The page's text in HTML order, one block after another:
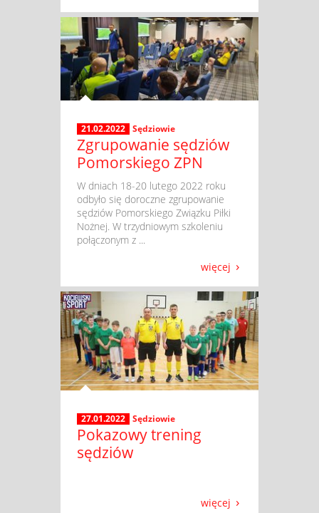
21.02.2022 Sędziowie
Zgrupowanie sędziów
Pomorskiego ZPN
​ W dniach 18-20 lutego 2022 roku
odbyło się doroczne zgrupowanie
sędziów Pomorskiego Związku Piłki
Nożnej. W trzydniowym szkoleniu
połączonym z ...
więcej
27.01.2022 Sędziowie
Pokazowy trening
sędziów
więcej